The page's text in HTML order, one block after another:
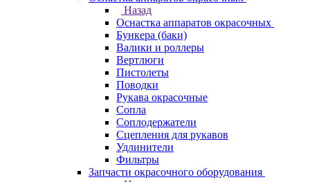
Назад
Оснастка аппаратов окрасочных
Бункера (баки)
Валики и роллеры
Вертлюги
Пистолеты
Поводки
Рукава окрасочные
Сопла
Соплодержатели
Сцепления для рукавов
Удлинители
Фильтры
Запчасти окрасочного оборудования